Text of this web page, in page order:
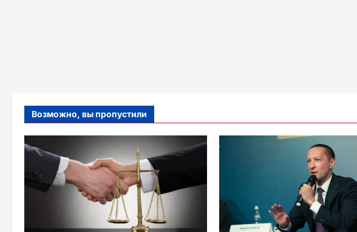
Возможно, вы пропустили